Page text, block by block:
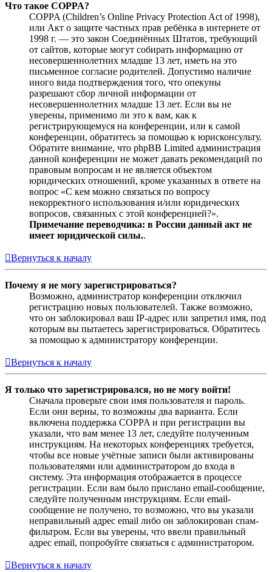
Что такое COPPA?
COPPA (Children’s Online Privacy Protection Act of 1998),
или Акт о защите частных прав ребёнка в интернете от
1998 г. — это закон Соединённых Штатов, требующий
от сайтов, которые могут собирать информацию от
несовершеннолетних младше 13 лет, иметь на это
письменное согласие родителей. Допустимо наличие
иного вида подтверждения того, что опекуны
разрешают сбор личной информации от
несовершеннолетних младше 13 лет. Если вы не
уверены, применимо ли это к вам, как к
регистрирующемуся на конференции, или к самой
конференции, обратитесь за помощью к юрисконсульту.
Обратите внимание, что phpBB Limited администрация
данной конференции не может давать рекомендаций по
правовым вопросам и не является объектом
юридических отношений, кроме указанных в ответе на
вопрос «С кем можно связаться по вопросу
некорректного использования и/или юридических
вопросов, связанных с этой конференцией?».
Примечание переводчика: в России данный акт не
имеет юридической силы..
Вернуться к началу
Почему я не могу зарегистрироваться?
Возможно, администратор конференции отключил
регистрацию новых пользователей. Также возможно,
что он заблокировал ваш IP-адрес или запретил имя, под
которым вы пытаетесь зарегистрироваться. Обратитесь
за помощью к администратору конференции.
Вернуться к началу
Я только что зарегистрировался, но не могу войти!
Сначала проверьте свои имя пользователя и пароль.
Если они верны, то возможны два варианта. Если
включена поддержка COPPA и при регистрации вы
указали, что вам менее 13 лет, следуйте полученным
инструкциям. На некоторых конференциях требуется,
чтобы все новые учётные записи были активированы
пользователями или администратором до входа в
систему. Эта информация отображается в процессе
регистрации. Если вам было прислано email-сообщение,
следуйте полученным инструкциям. Если email-
сообщение не получено, то возможно, что вы указали
неправильный адрес email либо он заблокирован спам-
фильтром. Если вы уверены, что ввели правильный
адрес email, попробуйте связаться с администратором.
Вернуться к началу